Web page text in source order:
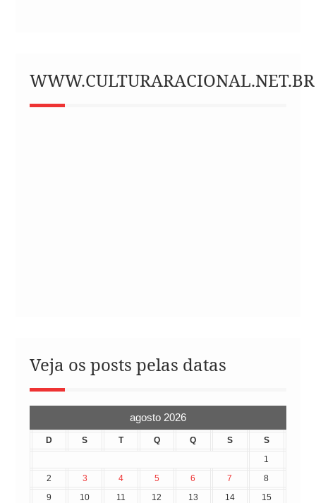
WWW.CULTURARACIONAL.NET.BR
Veja os posts pelas datas
agosto 2026
D S T Q Q S
S
1
2
3 4 5 6 7
8
9
10 11 12 13 14
15